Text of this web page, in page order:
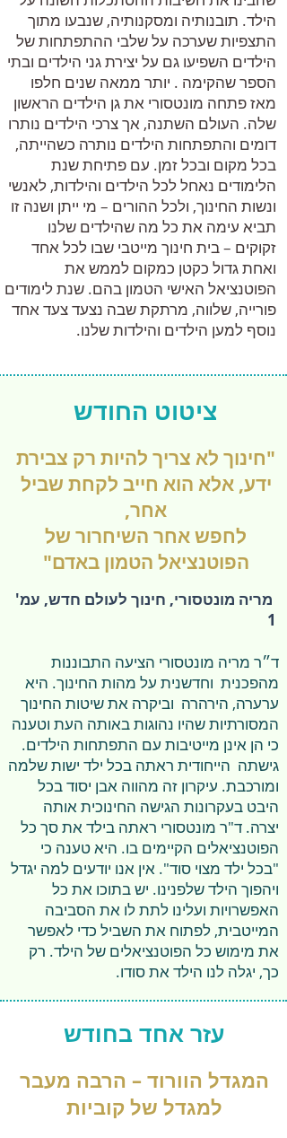
הילד. תובנותיה ומסקנותיה, שנבעו מתוך
התצפיות שערכה על שלבי ההתפתחות של
הילדים השפיעו גם על יצירת גני הילדים ובתי
הספר שהקימה . יותר ממאה שנים חלפו
מאז פתחה מונטסורי את גן הילדים הראשון
שלה. העולם השתנה, אך צרכי הילדים נותרו
דומים והתפתחות הילדים נותרה כשהייתה,
בכל מקום ובכל זמן. עם פתיחת שנת
הלימודים נאחל לכל הילדים והילדות, לאנשי
ונשות החינוך, ולכל ההורים – מי ייתן ושנה זו
תביא עימה את כל מה שהילדים שלנו
זקוקים – בית חינוך מייטבי שבו לכל אחד
ואחת גדול כקטן כמקום לממש את
הפוטנציאל האישי הטמון בהם. שנת לימודים
פורייה, שלווה, מרתקת שבה נצעד צעד אחד
נוסף למען הילדים והילדות שלנו.
ציטוט החודש
"חינוך לא צריך להיות רק צבירת
ידע, אלא הוא חייב לקחת שביל
אחר,
לחפש אחר השיחרור של
הפוטנציאל הטמון באדם"
מריה מונטסורי, חינוך לעולם חדש, עמ'
1
ד״ר מריה מונטסורי הציעה התבוננות
מהפכנית וחדשנית על מהות החינוך. היא
ערערה, הירהרה וביקרה את שיטות החינוך
המסורתיות שהיו נהוגות באותה העת וטענה
כי הן אינן מייטיבות עם התפתחות הילדים.
גישתה הייחודית ראתה בכל ילד ישות שלמה
ומורכבת. עיקרון זה מהווה אבן יסוד בכל
היבט בעקרונות הגישה החינוכית אותה
יצרה. ד"ר מונטסורי ראתה בילד את סך כל
הפוטנציאלים הקיימים בו. היא טענה כי
"בכל ילד מצוי סוד". אין אנו יודעים למה יגדל
ויהפוך הילד שלפנינו. יש בתוכו את כל
האפשרויות ועלינו לתת לו את הסביבה
המייטבית, לפתוח את השביל כדי לאפשר
את מימוש כל הפוטנציאלים של הילד. רק
כך, יגלה לנו הילד את סודו.
עזר אחד בחודש
המגדל הוורוד – הרבה מעבר
למגדל של קוביות